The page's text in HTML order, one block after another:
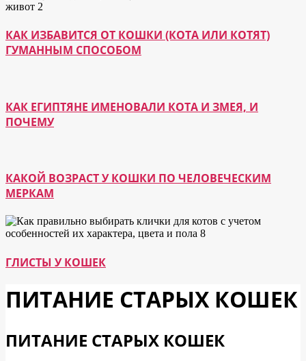
КАК ИЗБАВИТСЯ ОТ КОШКИ (КОТА ИЛИ КОТЯТ)
ГУМАННЫМ СПОСОБОМ
КАК ЕГИПТЯНЕ ИМЕНОВАЛИ КОТА И ЗМЕЯ, И
ПОЧЕМУ
КАКОЙ ВОЗРАСТ У КОШКИ ПО ЧЕЛОВЕЧЕСКИМ
МЕРКАМ
ГЛИСТЫ У КОШЕК
ПИТАНИЕ СТАРЫХ КОШЕК
ПИТАНИЕ СТАРЫХ КОШЕК